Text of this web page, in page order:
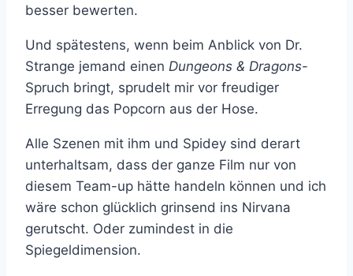
besser bewerten.
Und spätestens, wenn beim Anblick von Dr.
Strange jemand einen Dungeons & Dragons-
Spruch bringt, sprudelt mir vor freudiger
Erregung das Popcorn aus der Hose.
Alle Szenen mit ihm und Spidey sind derart
unterhaltsam, dass der ganze Film nur von
diesem Team-up hätte handeln können und ich
wäre schon glücklich grinsend ins Nirvana
gerutscht. Oder zumindest in die
Spiegeldimension.